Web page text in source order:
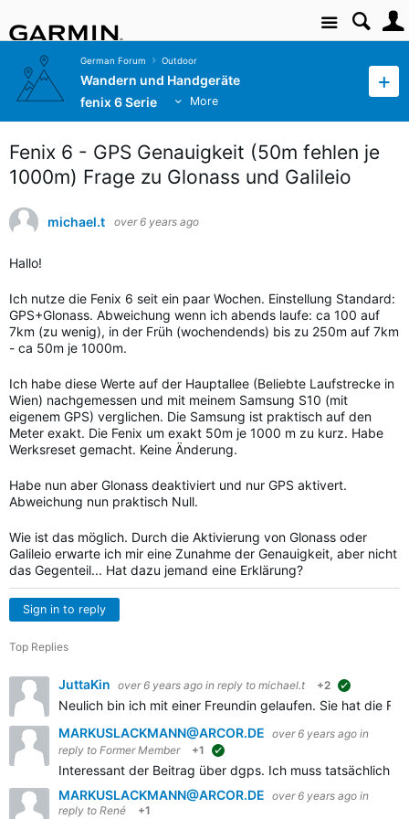
Site
German Forum Outdoor
Wandern und Handgeräte
fenix 6 Serie
More
Fenix 6 - GPS Genauigkeit (50m fehlen je
1000m) Frage zu Glonass und Galileio
michael.t over 6 years ago
Hallo!
Ich nutze die Fenix 6 seit ein paar Wochen. Einstellung Standard:
GPS+Glonass. Abweichung wenn ich abends laufe: ca 100 auf
7km (zu wenig), in der Früh (wochendends) bis zu 250m auf 7km
- ca 50m je 1000m.
Ich habe diese Werte auf der Hauptallee (Beliebte Laufstrecke in
Wien) nachgemessen und mit meinem Samsung S10 (mit
eigenem GPS) verglichen. Die Samsung ist praktisch auf den
Meter exakt. Die Fenix um exakt 50m je 1000 m zu kurz. Habe
Werksreset gemacht. Keine Änderung.
Habe nun aber Glonass deaktiviert und nur GPS aktivert.
Abweichung nun praktisch Null.
Wie ist das möglich. Durch die Aktivierung von Glonass oder
Galileio erwarte ich mir eine Zunahme der Genauigkeit, aber nicht
das Gegenteil... Hat dazu jemand eine Erklärung?
Sign in to reply
Top Replies
JuttaKin over 6 years ago in reply to michael.t +2
Neulich bin ich mit einer Freundin gelaufen. Sie hat die
MARKUSLACKMANN@ARCOR.DE over 6 years ago in
reply to Former Member +1
Interessant der Beitrag über dgps. Ich muss tatsächlich
MARKUSLACKMANN@ARCOR.DE over 6 years ago in
reply to René +1